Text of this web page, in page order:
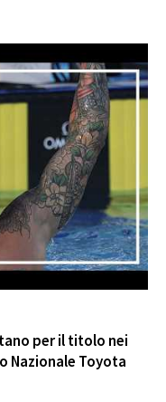
per il titolo nei
Nazionale Toyota